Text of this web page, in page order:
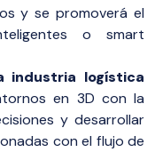
y se promoverá el
o smart
industria logística
en 3D con la
y desarrollar
con el flujo de